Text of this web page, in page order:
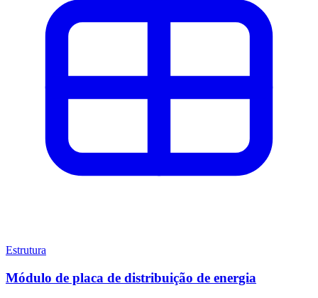
Estrutura
Módulo de placa de distribuição de energia